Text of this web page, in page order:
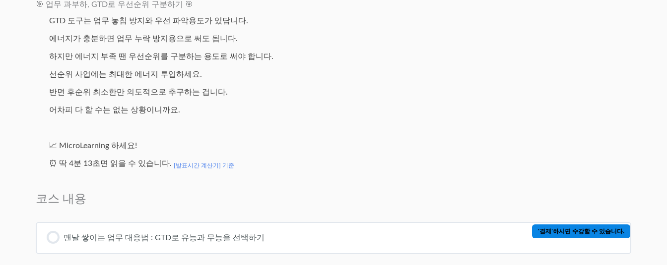
🎯 업무 과부하, GTD로 우선순위 구분하기 🎯
GTD 도구는 업무 놓침 방지와 우선 파악용도가 있답니다.
에너지가 충분하면 업무 누락 방지용으로 써도 됩니다.
하지만 에너지 부족 땐 우선순위를 구분하는 용도로 써야 합니다.
선순위 사업에는 최대한 에너지 투입하세요.
반면 후순위 최소한만 의도적으로 추구하는 겁니다.
어차피 다 할 수는 없는 상황이니까요.
📈 MicroLearning 하세요!
⏰ 딱 4분 13초면 읽을 수 있습니다. [발표시간 계산기] 기준
코스 내용
맨날 쌓이는 업무 대응법 : GTD로 유능과 무능을 선택하기
'결제'하시면 수강할 수 있습니다.